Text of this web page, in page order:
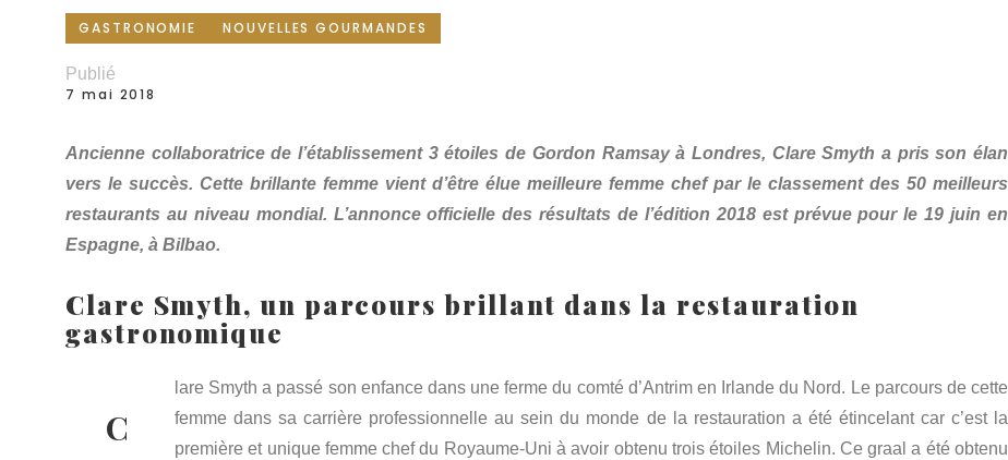
GASTRONOMIE NOUVELLES GOURMANDES
Publié
7 mai 2018
Ancienne collaboratrice de l’établissement 3 étoiles de Gordon Ramsay à Londres, Clare Smyth a pris son élan
vers le succès. Cette brillante femme vient d’être élue meilleure femme chef par le classement des 50 meilleurs
restaurants au niveau mondial. L’annonce officielle des résultats de l’édition 2018 est prévue pour le 19 juin en
Espagne, à Bilbao.
Clare Smyth, un parcours brillant dans la restauration
gastronomique
C
lare Smyth a passé son enfance dans une ferme du comté d’Antrim en Irlande du Nord. Le parcours de cette
femme dans sa carrière professionnelle au sein du monde de la restauration a été étincelant car c’est la
première et unique femme chef du Royaume-Uni à avoir obtenu trois étoiles Michelin. Ce graal a été obtenu